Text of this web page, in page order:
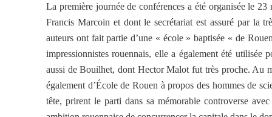
La première journée de conférences a été organisée le
Francis Marcoin et dont le secrétariat est assuré par la
auteurs ont fait partie d’une « école » baptisée « de
impressionnistes rouennais, elle a également été
aussi de Bouilhet, dont Hector Malot fut très proche. Au
également d’École de Rouen à propos des hommes de
tête, prirent le parti dans sa mémorable controverse